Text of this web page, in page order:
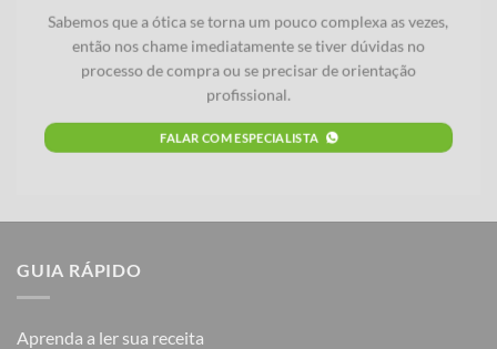
Sabemos que a ótica se torna um pouco complexa as vezes,
então nos chame imediatamente se tiver dúvidas no
processo de compra ou se precisar de orientação
profissional.
FALAR COM ESPECIALISTA
GUIA RÁPIDO
Aprenda a ler sua receita